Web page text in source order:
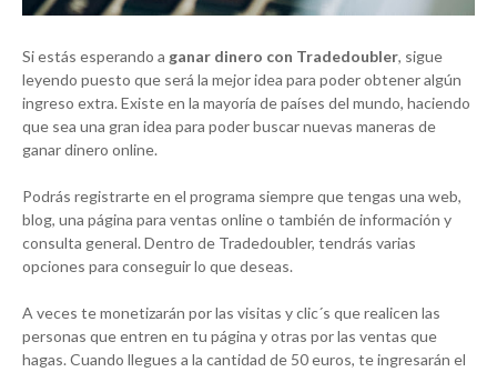
Si estás esperando a ganar dinero con Tradedoubler, sigue
leyendo puesto que será la mejor idea para poder obtener algún
ingreso extra. Existe en la mayoría de países del mundo, haciendo
que sea una gran idea para poder buscar nuevas maneras de
ganar dinero online.
Podrás registrarte en el programa siempre que tengas una web,
blog, una página para ventas online o también de información y
consulta general. Dentro de Tradedoubler, tendrás varias
opciones para conseguir lo que deseas.
A veces te monetizarán por las visitas y clic´s que realicen las
personas que entren en tu página y otras por las ventas que
hagas. Cuando llegues a la cantidad de 50 euros, te ingresarán el